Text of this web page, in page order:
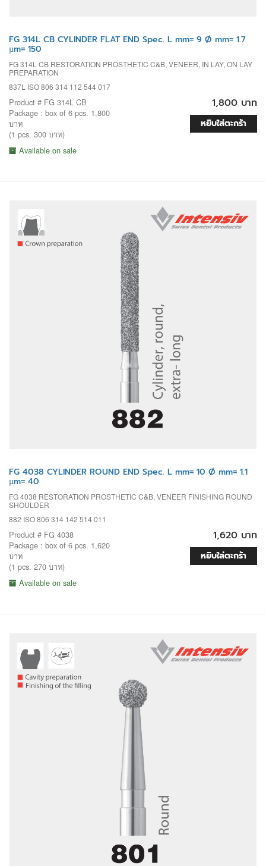
FG 314L CB CYLINDER FLAT END Spec. L mm= 9 Ø mm= 1.7
µm= 150
FG 314L CB RESTORATION PROSTHETIC C&B, VENEER, IN LAY, ON LAY
PREPARATION
837L ISO 806 314 112 544 017
Product # FG 314L CB
Package : box of 6 pcs. 1,800
บาท
(1 pcs. 300 บาท)
Available on sale
1,800 บาท
หยิบใส่ตะกร้า
FG 4038 CYLINDER ROUND END Spec. L mm= 10 Ø mm= 1.1
µm= 40
FG 4038 RESTORATION PROSTHETIC C&B, VENEER FINISHING ROUND
SHOULDER
882 ISO 806 314 142 514 011
Product # FG 4038
Package : box of 6 pcs. 1,620
บาท
(1 pcs. 270 บาท)
Available on sale
1,620 บาท
หยิบใส่ตะกร้า